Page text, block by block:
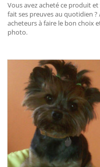
Vous avez acheté ce produit
fait ses preuves au quotidien ?
acheteurs à faire le bon choix
photo.